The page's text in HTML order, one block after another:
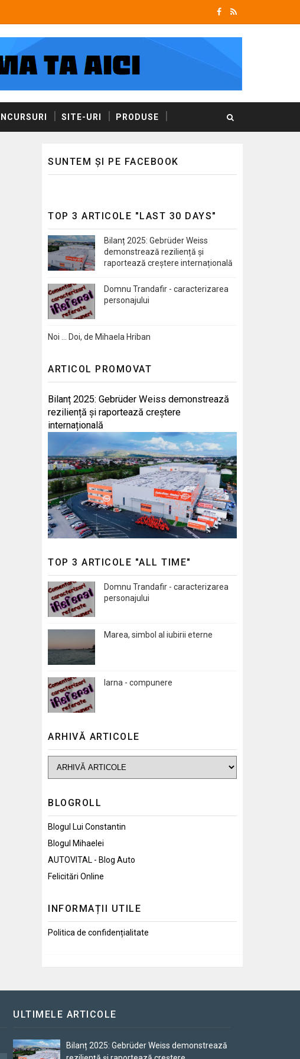
SITE-URI PRODUSE
SUNTEM ȘI PE FACEBOOK
TOP 3 ARTICOLE "LAST 30 DAYS"
Bilanț 2025: Gebrüder Weiss
demonstrează reziliență și
raportează creștere internațională
Domnu Trandafir - caracterizarea
personajului
Noi … Doi, de Mihaela Hriban
ARTICOL PROMOVAT
Bilanț 2025: Gebrüder Weiss demonstrează
reziliență și raportează creștere
internațională
TOP 3 ARTICOLE "ALL TIME"
Domnu Trandafir - caracterizarea
personajului
Marea, simbol al iubirii eterne
Iarna - compunere
ARHIVĂ ARTICOLE
BLOGROLL
Blogul Lui Constantin
Blogul Mihaelei
AUTOVITAL - Blog Auto
Felicitări Online
INFORMAȚII UTILE
Politica de confidențialitate
ULTIMELE ARTICOLE
Bilanț 2025: Gebrüder Weiss demonstrează